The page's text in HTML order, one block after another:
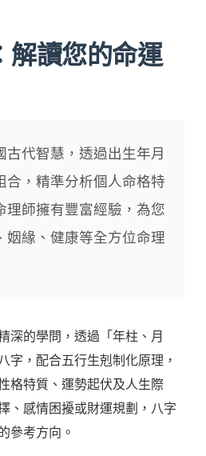
解讀您的命運
古代智慧，透過出生年月
合，精準分析個人命格特
理師擁有豐富經驗，為您
姻緣、健康等全方位命理
深的學問，透過「年柱、月
字，配合五行生剋制化原理，
格特質、運勢起伏及人生際
、感情困擾或財運規劃，八字
參考方向。